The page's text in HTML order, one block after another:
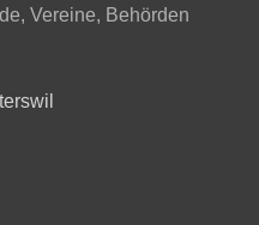
Vereine, Behörden